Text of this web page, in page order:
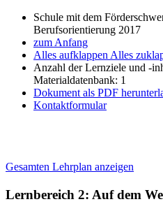
Schule mit dem
Berufsorientierung 2017
zum Anfang
Alles aufklappen Alles
Anzahl der Lernziele und -
Materialdatenbank: 1
Dokument als PDF
Kontaktformular
Gesamten Lehrplan anzeigen
Lernbereich 2: Auf dem